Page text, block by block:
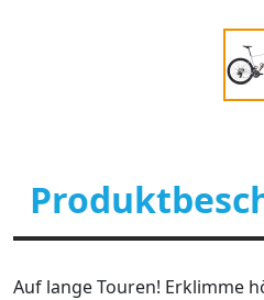
Auf lange Touren! Erklimme